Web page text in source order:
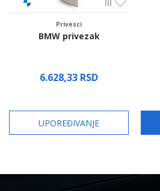
Privesci
BMW privezak
6.628,33 RSD
UPOREĐIVANJE